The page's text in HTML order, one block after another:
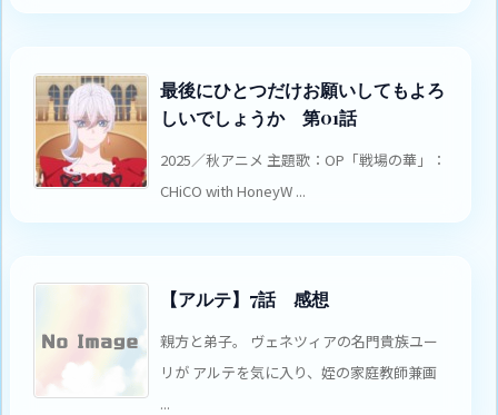
最後にひとつだけお願いしてもよろ
しいでしょうか 第01話
2025／秋アニメ 主題歌：OP「戦場の華」：
CHiCO with HoneyW ...
【アルテ】7話 感想
親方と弟子。 ヴェネツィアの名門貴族ユー
リが アルテを気に入り、姪の家庭教師兼画
...